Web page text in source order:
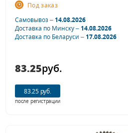
Под заказ
Самовывоз –14.08.2026
Доставка по Минску –14.08.2026
Доставка по Беларуси –17.08.2026
83.25руб.
83.25 руб.
после регистрации